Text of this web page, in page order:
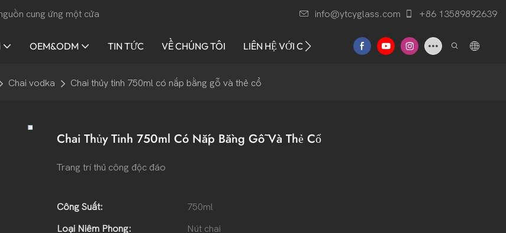
cung ứng một cửa info@ytcyglass.com +86 13589892639
OEM&ODM TIN TỨC VỀ CHÚNG TÔI LIÊN HỆ VỚI CHÚNG TÔI
Chai vodka Chai thủy tinh 750ml có nắp bằng gỗ và thẻ cổ
Chai Thủy Tinh 750ml Có Nắp Bằng Gỗ Và Thẻ Cổ
Trang trí thủ công độc đáo
Công Suất: 750ml
Loại Niêm Phong: Nút chai